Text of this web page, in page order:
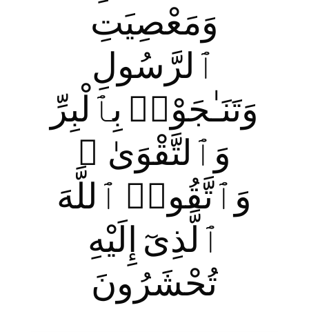
وَمَعْصِيَتِ
ٱلرَّسُولِ
وَتَنَـٰجَوْا۟ بِٱلْبِرِّ
وَٱلتَّقْوَىٰ ۖ
وَٱتَّقُوا۟ ٱللَّهَ
ٱلَّذِىٓ إِلَيْهِ
تُحْشَرُونَ